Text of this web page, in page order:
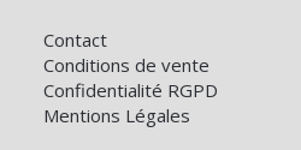
Contact
Conditions de vente
Confidentialité RGPD
Mentions Légales